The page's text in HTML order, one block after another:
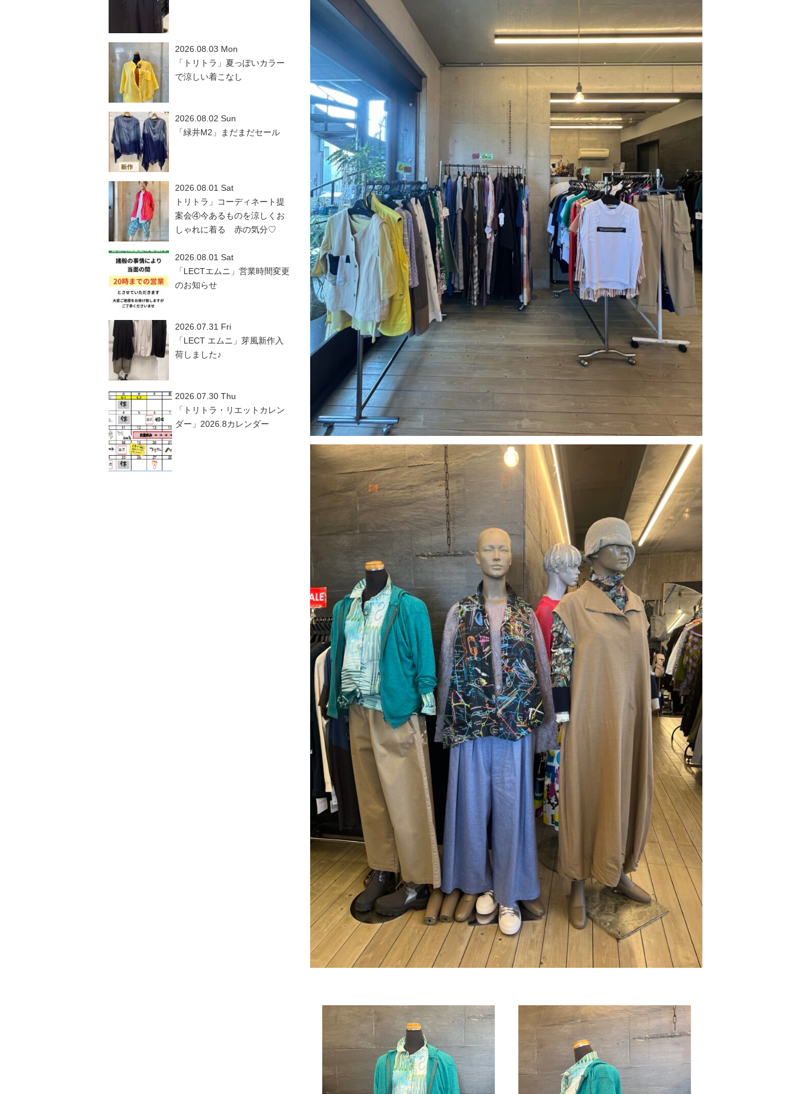
2026.08.03 Mon
「トリトラ」夏っぽいカラー
で涼しい着こなし
2026.08.02 Sun
「緑井M2」まだまだセール
2026.08.01 Sat
トリトラ」コーディネート提
案会④今あるものを涼しくお
しゃれに着る 赤の気分♡
2026.08.01 Sat
「LECTエムニ」営業時間変更
のお知らせ
2026.07.31 Fri
「LECT エムニ」芽風新作入
荷しました♪
2026.07.30 Thu
「トリトラ・リエットカレン
ダー」2026.8カレンダー